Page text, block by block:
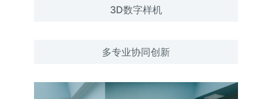
3D数字样机
多专业协同创新